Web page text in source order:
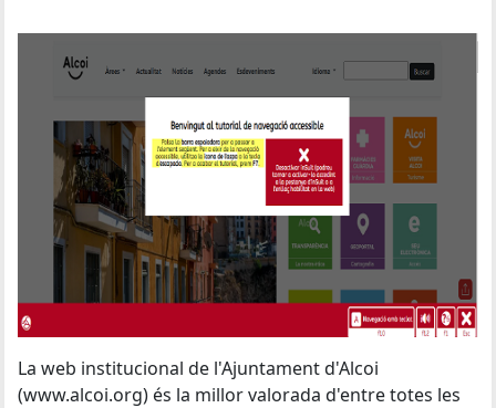
La web institucional de l'Ajuntament d'Alcoi
(www.alcoi.org) és la millor valorada d'entre totes les